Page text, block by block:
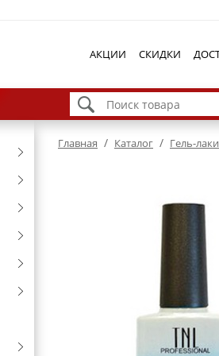
АКЦИИ СКИДКИ
Главная / Каталог / Гель-лаки